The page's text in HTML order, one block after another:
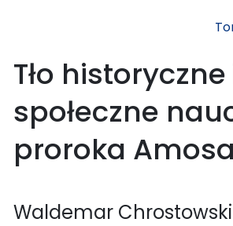
Tło historyczne
społeczne
proroka Amosa
Waldemar Chrostowski